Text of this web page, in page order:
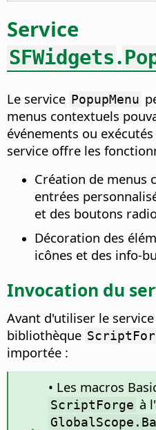
Service
SFWidgets.
Le service PopupMenu
menus contextuels
événements ou
service offre les
Création de menus
entrées
et des boutons
Décoration des
icônes et des info-
Invocation du
Avant d'utiliser le service
bibliothèque
importée :
• Les macros
ScriptForge à